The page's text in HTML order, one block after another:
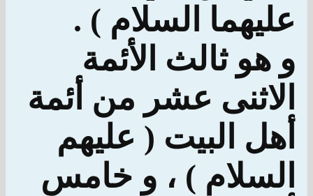
عليهما السلام ) .
و هو ثالث الأئمة
الاثنى عشر من أئمة
أهل البيت ( عليهم
السلام ) ، و خامس